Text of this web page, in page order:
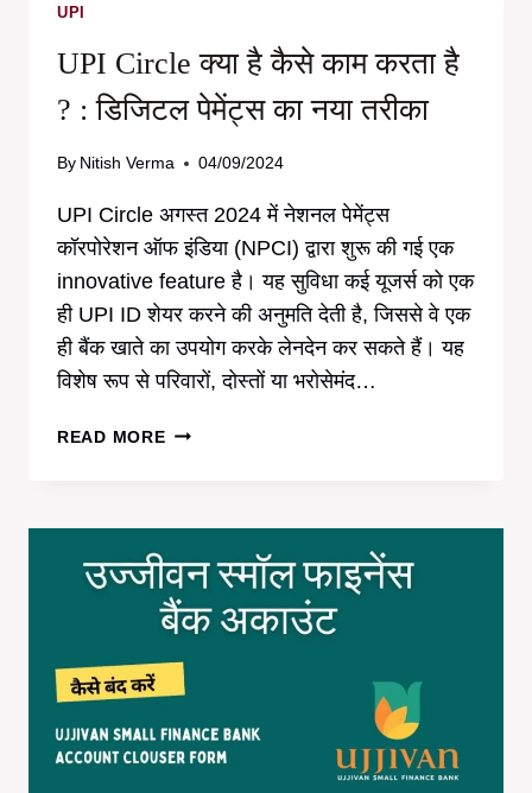
PAY
CARD
कैसे
UPI
UPI Circle क्या है कैसे काम करता है
? : डिजिटल पेमेंट्स का नया तरीका
By Nitish Verma 04/09/2024
UPI Circle अगस्त 2024 में नेशनल पेमेंट्स
कॉरपोरेशन ऑफ इंडिया (NPCI) द्वारा शुरू की गई एक
innovative feature है। यह सुविधा कई यूजर्स को एक
ही UPI ID शेयर करने की अनुमति देती है, जिससे वे एक
ही बैंक खाते का उपयोग करके लेनदेन कर सकते हैं। यह
विशेष रूप से परिवारों, दोस्तों या भरोसेमंद…
READ MOREUPI
काम
करता
है
पेमेंट्स
का